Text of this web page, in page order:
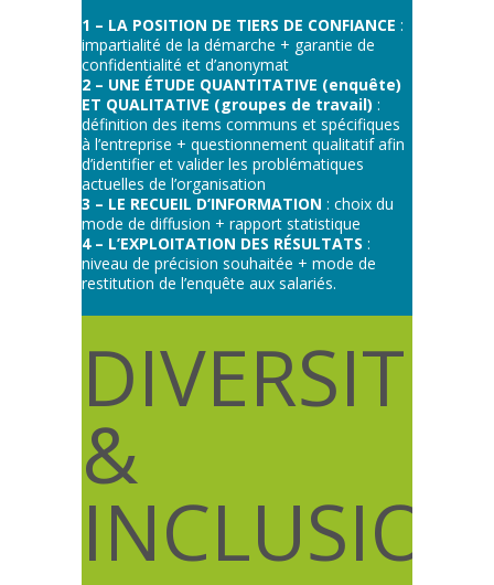
1 – LA POSITION DE TIERS DE CONFIANCE :
impartialité de la démarche + garantie de
confidentialité et d’anonymat
2 – UNE ÉTUDE QUANTITATIVE (enquête)
ET QUALITATIVE (groupes de travail) :
définition des items communs et spécifiques
à l’entreprise + questionnement qualitatif afin
d’identifier et valider les problématiques
actuelles de l’organisation
3 – LE RECUEIL D’INFORMATION : choix du
mode de diffusion + rapport statistique
4 – L’EXPLOITATION DES RÉSULTATS :
niveau de précision souhaitée + mode de
restitution de l’enquête aux salariés.
DIVERSITÉ
&
INCLUSION